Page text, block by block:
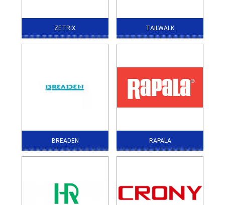
ZETRIX TAILWALK
BREADEN RAPALA